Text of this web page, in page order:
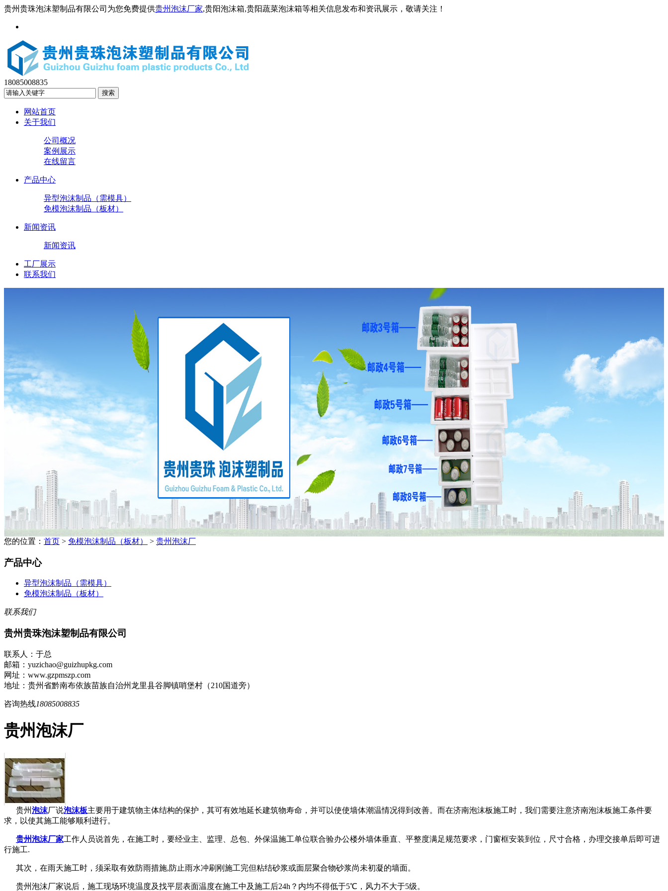
贵州贵珠泡沫塑制品有限公司为您免费提供贵州泡沫厂家,贵阳泡沫箱,贵阳蔬菜泡沫箱等相关信息发布和资讯展示，敬请关注！
18085008835
网站首页
关于我们
公司概况
案例展示
在线留言
产品中心
异型泡沫制品（需模具）
免模泡沫制品（板材）
新闻资讯
新闻资讯
工厂展示
联系我们
您的位置： 首页 > 免模泡沫制品（板材） > 贵州泡沫厂
产品中心
异型泡沫制品（需模具）
免模泡沫制品（板材）
联系我们
贵州贵珠泡沫塑制品有限公司
联系人：于总
邮箱：yuzichao@guizhupkg.com
网址：www.gzpmszp.com
地址：贵州省黔南布依族苗族自治州龙里县谷脚镇哨堡村（210国道旁）
咨询热线18085008835
贵州泡沫厂
贵州泡沫厂说泡沫板主要用于建筑物主体结构的保护，其可有效地延长建筑物寿命，并可以使使墙体潮温情况得到改善。而在济南泡沫板施工时，我们需要注意济南泡沫板施工条件要
求，以使其施工能够顺利进行。
贵州泡沫厂家工作人员说首先，在施工时，要经业主、监理、总包、外保温施工单位联合验办公楼外墙体垂直、平整度满足规范要求，门窗框安装到位，尺寸合格，办理交接单后即可进
行施工.
其次，在雨天施工时，须采取有效防雨措施,防止雨水冲刷刚施工完但粘结砂浆或面层聚合物砂浆尚未初凝的墙面。
贵州泡沫厂家说后，施工现场环境温度及找平层表面温度在施工中及施工后24h？内均不得低于5℃，风力不大于5级。